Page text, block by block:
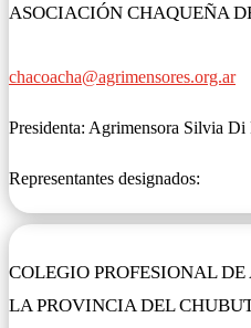
ASOCIACIÓN CHAQUEÑA
chacoacha@agrimensores.org.ar
Presidenta: Agrimensora Silvia Di
Representantes designados:
COLEGIO PROFESIONAL
LA PROVINCIA DEL